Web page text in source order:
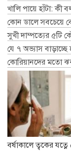
খালি পায়ে হাঁটা: কী
কোন ডালে সবচেয়ে
সুখী দাম্পত্যের ৫টি
যে ৭ অভ্যাস
কোরিয়ানদের মতো
বর্ষাকালে ত্বকের